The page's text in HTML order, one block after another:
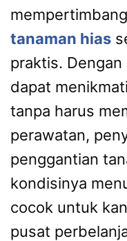
tanaman hias
praktis.
dapat
tanpa harus
perawatan,
penggantian
kondisinya
cocok untuk
pusat